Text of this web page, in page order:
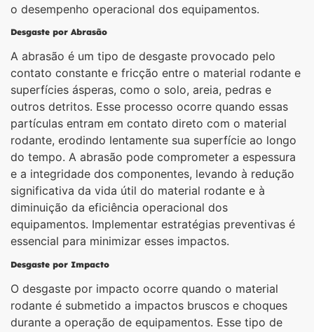
o desempenho operacional dos equipamentos.
Desgaste por Abrasão
A abrasão é um tipo de desgaste provocado pelo
contato constante e fricção entre o material rodante e
superfícies ásperas, como o solo, areia, pedras e
outros detritos. Esse processo ocorre quando essas
partículas entram em contato direto com o material
rodante, erodindo lentamente sua superfície ao longo
do tempo. A abrasão pode comprometer a espessura
e a integridade dos componentes, levando à redução
significativa da vida útil do material rodante e à
diminuição da eficiência operacional dos
equipamentos. Implementar estratégias preventivas é
essencial para minimizar esses impactos.
Desgaste por Impacto
O desgaste por impacto ocorre quando o material
rodante é submetido a impactos bruscos e choques
durante a operação de equipamentos. Esse tipo de